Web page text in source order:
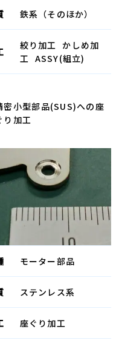
鉄系（そのほか）
絞り加工 かしめ加
工 ASSY(組立)
密小型部品(SUS)への座
り加工
モーター部品
ステンレス系
座ぐり加工